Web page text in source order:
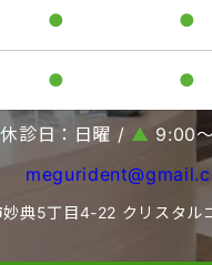
● ●
● ●
休診日：日曜 / ▲ 9:00
妙典5丁目4-22 クリスタル